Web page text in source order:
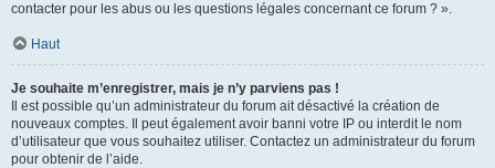
contacter pour les abus ou les questions légales concernant ce forum ? ».
Haut
Je souhaite m’enregistrer, mais je n’y parviens pas !
Il est possible qu’un administrateur du forum ait désactivé la création de
nouveaux comptes. Il peut également avoir banni votre IP ou interdit le nom
d’utilisateur que vous souhaitez utiliser. Contactez un administrateur du forum
pour obtenir de l’aide.